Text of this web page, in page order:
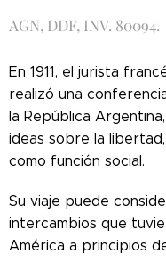
AGN, DDF, INV. 80094.
En 1911, el jurista
realizó una
la República
ideas sobre la
como función social.
Su viaje puede
intercambios que
América a principios